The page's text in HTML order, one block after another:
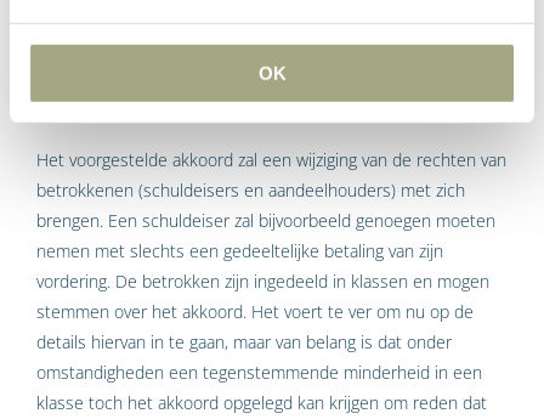
OK
vervolgens een akkoord kan aanbieden. Zolang de aanwijzing
van de deskundige duurt kan de schuldenaar zelf geen
akkoord meer aanbieden.
Het voorgestelde akkoord zal een wijziging van de rechten van
betrokkenen (schuldeisers en aandeelhouders) met zich
brengen. Een schuldeiser zal bijvoorbeeld genoegen moeten
nemen met slechts een gedeeltelijke betaling van zijn
vordering. De betrokken zijn ingedeeld in klassen en mogen
stemmen over het akkoord. Het voert te ver om nu op de
details hiervan in te gaan, maar van belang is dat onder
omstandigheden een tegenstemmende minderheid in een
klasse toch het akkoord opgelegd kan krijgen om reden dat